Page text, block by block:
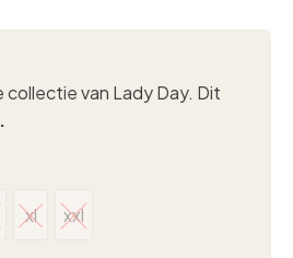
van Lady Day. Dit
xl
xl
xxl
xxl